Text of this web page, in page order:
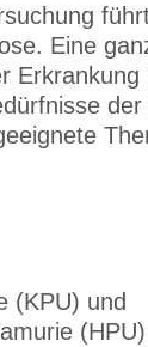
Eine
(KPU) und
(HPU)